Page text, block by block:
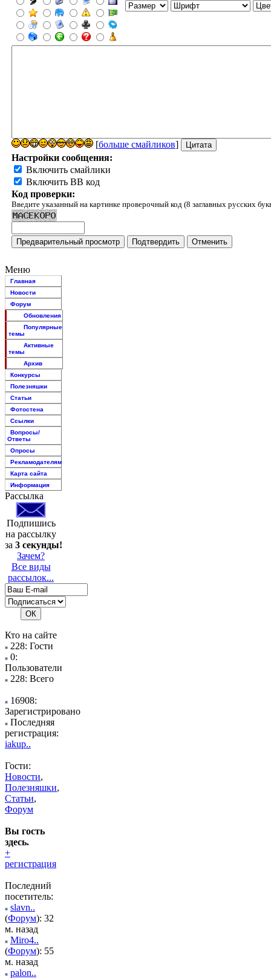
[больше смайликов]
Настройки сообщения:
Включить смайлики
Включить BB код
Код проверки:
Введите указанный на картинке проверочный код (8 заглавных русских
Меню
Главная
Новости
Форум
Обновления
Популярные
темы
Активные
темы
Архив
Конкурсы
Полезняшки
Статьи
Фотостена
Ссылки
Вопросы/
Ответы
Опросы
Рекламодателям
Карта сайта
Информация
Рассылка
Подпишись
на рассылку
за 3 секунды!
Зачем?
Все виды
рассылок...
Кто на сайте
228: Гости
0:
Пользователи
228: Всего
16908:
Зарегистрировано
Последняя
регистрация:
iakup..
Гости:
Новости,
Полезняшки,
Статьи,
Форум
Вы гость
здесь.
+
регистрация
Последний
посетитель:
slavn..
(Форум): 32
м. назад
Miro4..
(Форум): 55
м. назад
palon..